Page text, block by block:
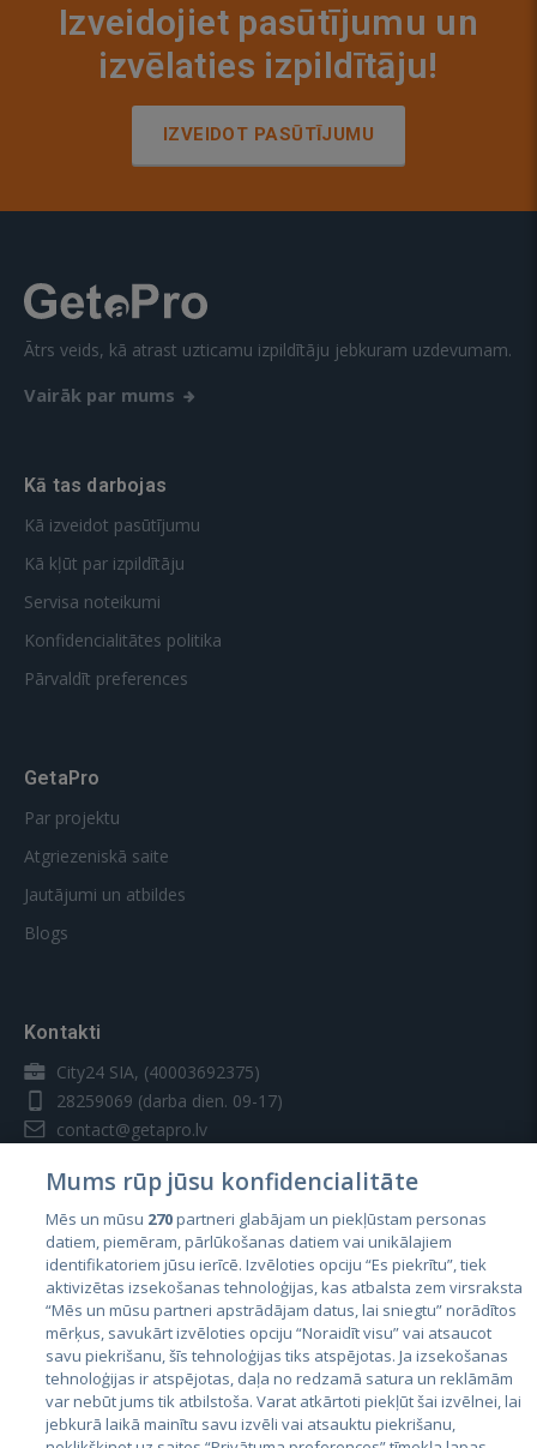
Izveidojiet pasūtījumu un
izvēlaties izpildītāju!
IZVEIDOT PASŪTĪJUMU
Ātrs veids, kā atrast uzticamu izpildītāju jebkuram uzdevumam.
Vairāk par mums
Kā tas darbojas
Kā izveidot pasūtījumu
Kā kļūt par izpildītāju
Servisa noteikumi
Konfidencialitātes politika
Pārvaldīt preferences
GetaPro
Par projektu
Atgriezeniskā saite
Jautājumi un atbildes
Blogs
Kontakti
City24 SIA, (40003692375)
28259069 (darba dien. 09-17)
contact@getapro.lv
Valstis
Igaunija
Latvija
Lietuva
Mums rūp jūsu konfidencialitāte
Mēs un mūsu 270partneri glabājam un piekļūstam personas
datiem, piemēram, pārlūkošanas datiem vai unikālajiem
identifikatoriem jūsu ierīcē. Izvēloties opciju “Es piekrītu”, tiek
aktivizētas izsekošanas tehnoloģijas, kas atbalsta zem virsraksta
“Mēs un mūsu partneri apstrādājam datus, lai sniegtu” norādītos
mērķus, savukārt izvēloties opciju “Noraidīt visu” vai atsaucot
savu piekrišanu, šīs tehnoloģijas tiks atspējotas. Ja izsekošanas
tehnoloģijas ir atspējotas, daļa no redzamā satura un reklāmām
var nebūt jums tik atbilstoša. Varat atkārtoti piekļūt šai izvēlnei, lai
jebkurā laikā mainītu savu izvēli vai atsauktu piekrišanu,